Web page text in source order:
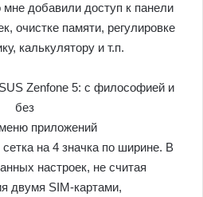
добавили доступ к панели
очистке памяти, регулировке
калькулятору и т.п.
приложений
на 4 значка по ширине. В
настроек, не считая
двумя SIM-картами,